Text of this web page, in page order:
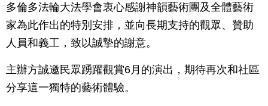
多倫多法輪大法學會衷心感謝神韻藝術團及全體藝術
家為此作出的特別安排，並向長期支持的觀眾、贊助
人員和義工，致以誠摯的謝意。
主辦方誠邀民眾踴躍觀賞6月的演出，期待再次和社區
分享這一獨特的藝術體驗。